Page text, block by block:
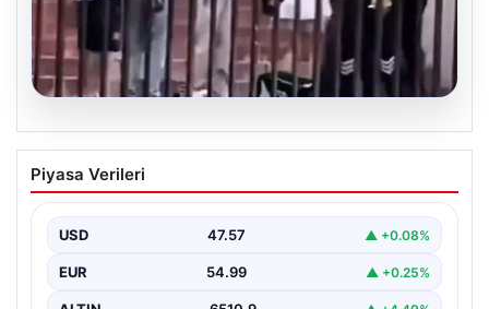
05.08.2026
Torreira’ya saldırmıştı! O kişi için
istenen ceza belli oldu
Piyasa Verileri
USD 47.57 ▲ +0.08%
EUR 54.99 ▲ +0.25%